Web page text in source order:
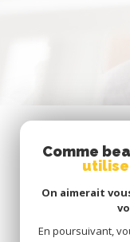
Comme
On aimerait
En poursuivant,